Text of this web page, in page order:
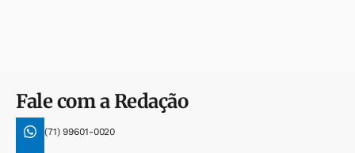
Fale com a Redação
(71) 99601-0020